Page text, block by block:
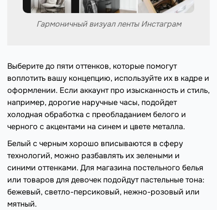
Гармоничный визуал ленты Инстаграм
Выберите до пяти оттенков, которые помогут
воплотить вашу концепцию, используйте их в кадре и
оформлении. Если аккаунт про изысканность и стиль,
например, дорогие наручные часы, подойдет
холодная обработка с преобладанием белого и
черного с акцентами на синем и цвете металла.
Белый с черным хорошо вписываются в сферу
технологий, можно разбавлять их зелеными и
синими оттенками. Для магазина постельного белья
или товаров для девочек подойдут пастельные тона:
бежевый, светло-персиковый, нежно-розовый или
мятный.